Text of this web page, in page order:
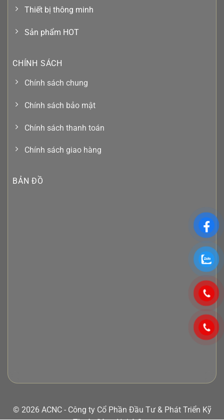
Thiết bị thông minh
Sản phẩm HOT
CHÍNH SÁCH
Chính sách chung
Chính sách bảo mật
Chính sách thanh toán
Chính sách giao hàng
BẢN ĐỒ
© 2026 ACNC - Công ty Cổ Phần Đầu Tư & Phát Triển Kỹ